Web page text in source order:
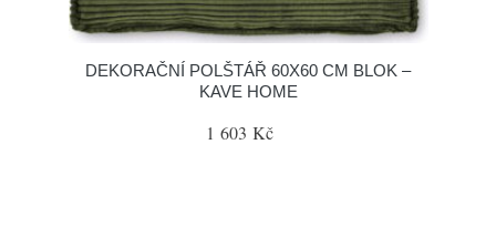
DEKORAČNÍ POLŠTÁŘ 60X60 CM BLOK –
KAVE HOME
1 603 Kč